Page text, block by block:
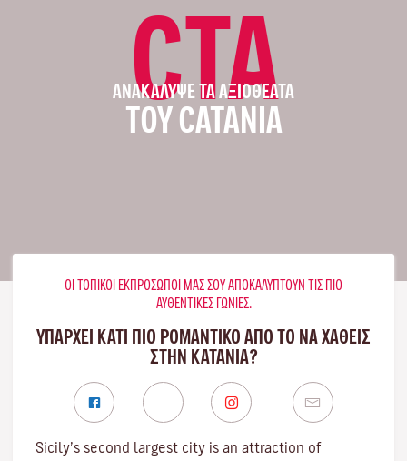
CTA
ΑΝΑΚΆΛΥΨΕ ΤΑ ΑΞΙΟΘΈΑΤΑ
ΤΟΥ CATANIA
ΟΙ ΤΟΠΙΚΟΊ ΕΚΠΡΌΣΩΠΟΊ ΜΑΣ ΣΟΥ ΑΠΟΚΑΛΎΠΤΟΥΝ ΤΙΣ ΠΙΟ
ΑΥΘΕΝΤΙΚΈΣ ΓΩΝΙΈΣ.
ΥΠΑΡΧΕΙ ΚΑΤΙ ΠΙΟ ΡΟΜΑΝΤΙΚΟ ΑΠΟ ΤΟ ΝΑ ΧΑΘΕΙΣ
ΣΤΗΝ ΚΑΤΆΝΙΑ?
Sicily’s second largest city is an attraction of